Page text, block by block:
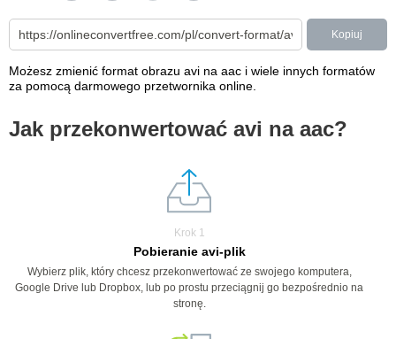
Kopiuj
Możesz zmienić format obrazu avi na aac i wiele innych formatów
za pomocą darmowego przetwornika online.
Jak przekonwertować avi na aac?
Krok 1
Pobieranie avi-plik
Wybierz plik, który chcesz przekonwertować ze swojego komputera,
Google Drive lub Dropbox, lub po prostu przeciągnij go bezpośrednio na
stronę.